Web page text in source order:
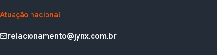
Atuação nacional
relacionamento@jynx.com.br